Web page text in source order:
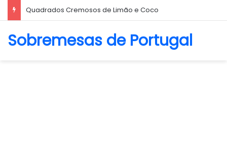
Biscoito Amanteigado
Sobremesas de Portugal